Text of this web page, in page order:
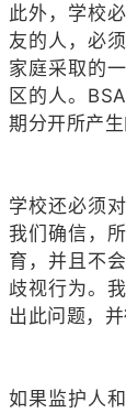
此外，学校
友的人，必
家庭采取的
区的人。
期分开所产生
学校还必须
我们确信，
育，并且不
歧视行为。
出此问题，
如果监护人